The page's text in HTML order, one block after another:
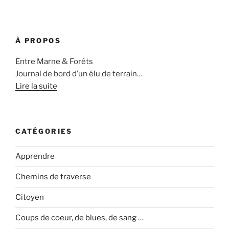
À PROPOS
Entre Marne & Forêts
Journal de bord d’un élu de terrain…
Lire la suite
CATÉGORIES
Apprendre
Chemins de traverse
Citoyen
Coups de coeur, de blues, de sang …